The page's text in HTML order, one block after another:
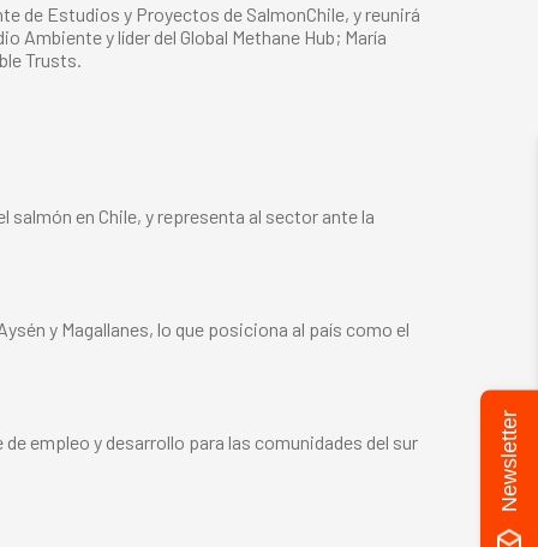
de Estudios y Proyectos de SalmonChile, y reunirá
Ambiente y líder del Global Methane Hub; María
Trusts.
en Chile, y representa al sector ante la
y Magallanes, lo que posiciona al país como el
empleo y desarrollo para las comunidades del sur
Newsletter